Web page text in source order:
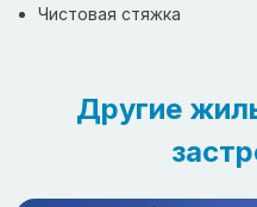
Чистовая стяжка
Другие